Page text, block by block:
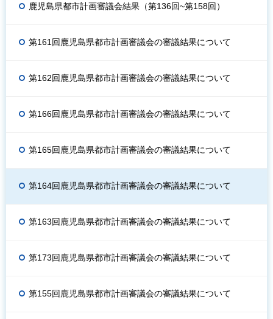
鹿児島県都市計画審議会結果（第136回~第158回）
第161回鹿児島県都市計画審議会の審議結果について
第162回鹿児島県都市計画審議会の審議結果について
第166回鹿児島県都市計画審議会の審議結果について
第165回鹿児島県都市計画審議会の審議結果について
第164回鹿児島県都市計画審議会の審議結果について
第163回鹿児島県都市計画審議会の審議結果について
第173回鹿児島県都市計画審議会の審議結果について
第155回鹿児島県都市計画審議会の審議結果について